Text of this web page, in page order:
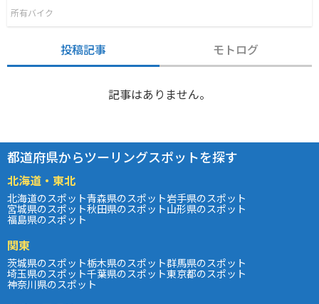
所有バイク
投稿記事 モトログ
記事はありません。
都道府県からツーリングスポットを探す
北海道・東北
北海道のスポット青森県のスポット岩手県のスポット
宮城県のスポット秋田県のスポット山形県のスポット
福島県のスポット
関東
茨城県のスポット栃木県のスポット群馬県のスポット
埼玉県のスポット千葉県のスポット東京都のスポット
神奈川県のスポット